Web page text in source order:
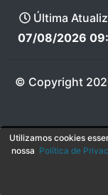
Última
07/08/2026
© Copyright
Utilizamos cookies
nossa Política de